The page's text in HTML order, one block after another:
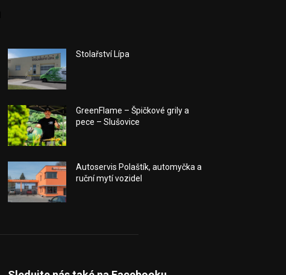
Stolařství Lípa
GreenFlame – Špičkové grily a
pece – Slušovice
Autoservis Polaštík, automyčka a
ruční mytí vozidel